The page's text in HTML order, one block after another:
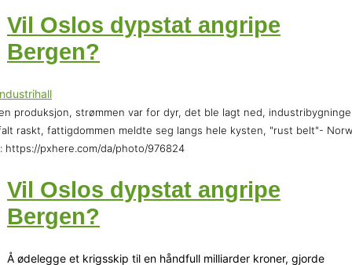
Vil Oslos dypstat angripe
Bergen?
produksjon, strømmen var for dyr, det ble lagt ned,
raskt, fattigdommen meldte seg langs hele kysten, "rust belt"-
https://pxhere.com/da/photo/976824
Vil Oslos dypstat angripe
Bergen?
Å ødelegge et krigsskip til en håndfull milliarder kroner, gjorde